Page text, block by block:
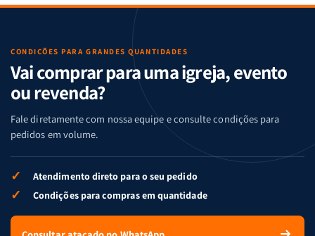
CONDIÇÕES PARA GRANDES QUANTIDADES
Vai comprar para uma igreja, evento
ou revenda?
Fale diretamente com nossa equipe e consulte condições para
pedidos em volume.
✓ Atendimento direto para o seu pedido
✓ Condições para compras em quantidade